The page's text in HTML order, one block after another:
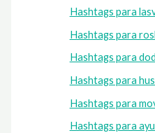
Hashtags para
Hashtags para
Hashtags para
Hashtags para
Hashtags para
Hashtags para